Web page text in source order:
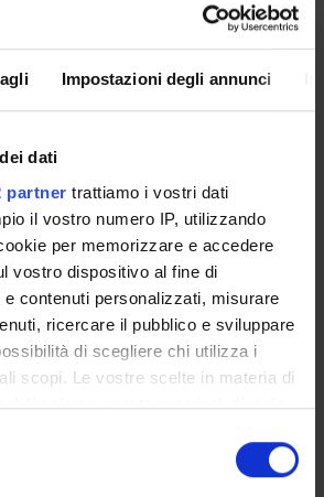
Impostazioni degli annunci
dati
partner trattiamo i vostri dati
il vostro numero IP, utilizzando
per memorizzare e accedere
vostro dispositivo al fine di
e contenuti personalizzati, misurare
ricercare il pubblico e sviluppare
di scegliere chi utilizza i
scopi. Le vostre scelte in materia di
solo su questa proprietà digitale
il proprio consenso in qualsiasi
sui cookie o facendo clic
per la
2026
A). Mobility projects for
cooperation (A type,
Open call
& Professors
attività didattica e/o di ricerca -
and/or Research mobility
on website:Jul 2, 2026
deadline:Oct 15, 2026